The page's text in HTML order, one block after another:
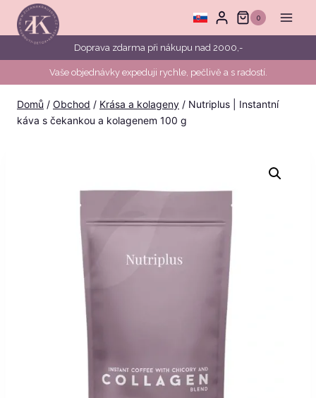
Přeskočit
obsah
0
Doprava zdarma při nákupu nad 2000,-
Vaše objednávky expeduji rychle, pečlivě a s radostí.
Domů / Obchod / Krása a kolageny / Nutriplus | Instantní
káva s čekankou a kolagenem 100 g